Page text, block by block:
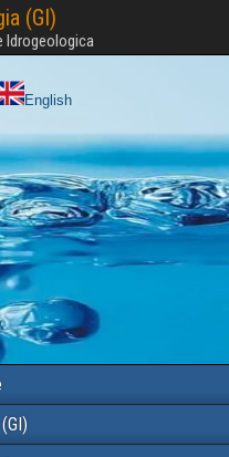
(GI)
Idrogeologica
English